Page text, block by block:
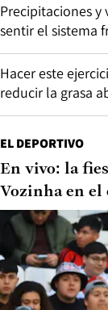
Precipitaciones y
sentir el sistema
Hacer este
reducir la grasa
EL DEPORTIVO
En vivo: la
Vozinha en